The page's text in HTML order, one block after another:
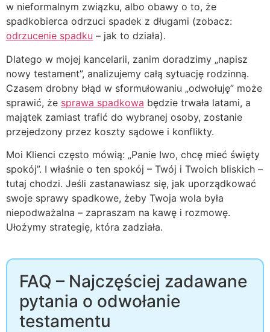
w nieformalnym związku, albo obawy o to, że
spadkobierca odrzuci spadek z długami (zobacz:
odrzucenie spadku – jak to działa).
Dlatego w mojej kancelarii, zanim doradzimy „napisz
nowy testament”, analizujemy całą sytuację rodzinną.
Czasem drobny błąd w sformułowaniu „odwołuję” może
sprawić, że sprawa spadkowa będzie trwała latami, a
majątek zamiast trafić do wybranej osoby, zostanie
przejedzony przez koszty sądowe i konflikty.
Moi Klienci często mówią: „Panie Iwo, chcę mieć święty
spokój”. I właśnie o ten spokój – Twój i Twoich bliskich –
tutaj chodzi. Jeśli zastanawiasz się, jak uporządkować
swoje sprawy spadkowe, żeby Twoja wola była
niepodważalna – zapraszam na kawę i rozmowę.
Ułożymy strategię, która zadziała.
FAQ – Najczęściej zadawane
pytania o odwołanie
testamentu